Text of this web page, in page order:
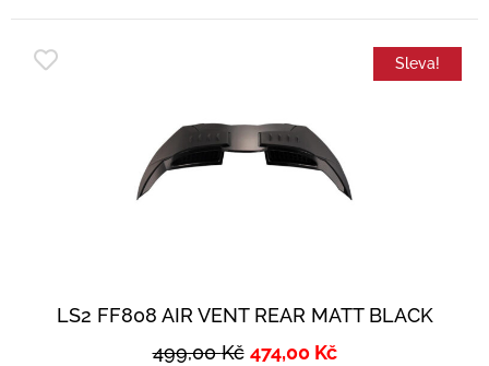
Sleva!
LS2 FF808 AIR VENT REAR MATT BLACK
499,00Kč 474,00 Kč